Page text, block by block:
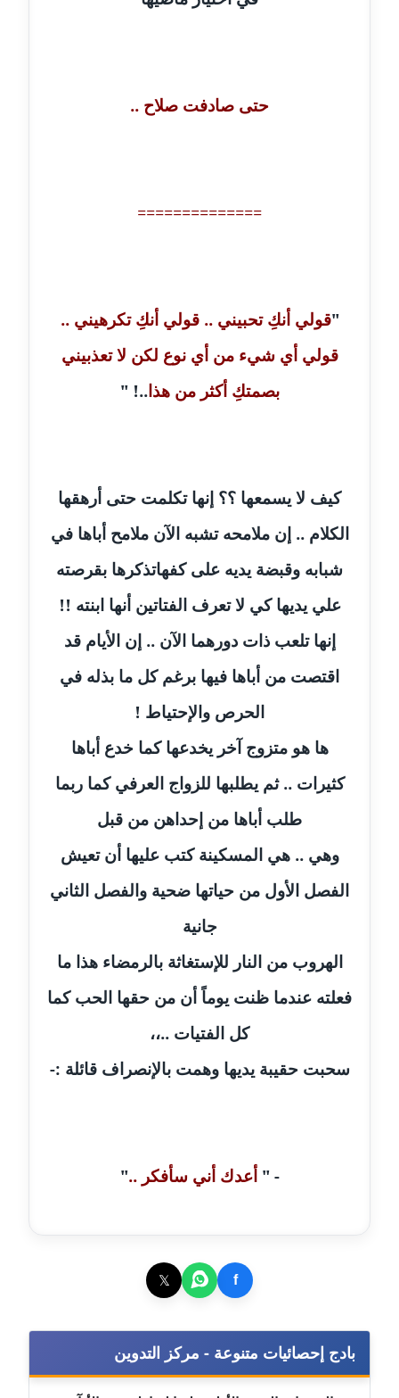
عاملة
مدونة سماح حامد
عاملة
مدونة سمر ابراهيم
مدونة سهام كمال
عاملة
مدونة سهر صيام
عاملة
مدونة سهى الضاوي
عاملة
مدونة سهير عسكر
عاملة
مدونة سوزان بهنسي
عاملة
مدونة سوميه الالفي
عاملة
مدونة شادي الربابعة
مدونة شرف الدين محمد
مدونة شريف ابراهيم
عاملة
مدونة شيماء حسني
عاملة
حتى صادفت صلاح ..
==============
"قولي أنكِ تحبيني .. قولي أنكِ تكرهيني ..
قولي أي شيء من أي نوع لكن لا تعذبيني
بصمتكِ أكثر من هذا..! "
كيف لا يسمعها ؟؟ إنها تكلمت حتى أرهقها
الكلام .. إن ملامحه تشبه الآن ملامح أباها في
شبابه وقبضة يديه على كفهاتذكرها بقرصته
علي يديها كي لا تعرف الفتاتين أنها ابنته !!
إنها تلعب ذات دورهما الآن .. إن الأيام قد
اقتصت من أباها فيها برغم كل ما بذله في
الحرص والإحتياط !
ها هو متزوج آخر يخدعها كما خدع أباها
كثيرات .. ثم يطلبها للزواج العرفي كما ربما
طلب أباها من إحداهن من قبل
وهي .. هي المسكينة كتب عليها أن تعيش
الفصل الأول من حياتها ضحية والفصل الثاني
جانية
الهروب من النار للإستغاثة بالرمضاء هذا ما
فعلته عندما ظنت يوماً أن من حقها الحب كما
كل الفتيات ..،،
سحبت حقيبة يديها وهمت بالإنصراف قائلة :-
- "أعدك أني سأفكر .."
f
𝕏
بادج إحصائيات متنوعة - مركز التدوين